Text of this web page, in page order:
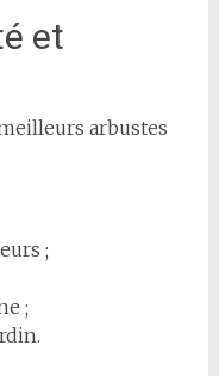
et
arbustes
;
;